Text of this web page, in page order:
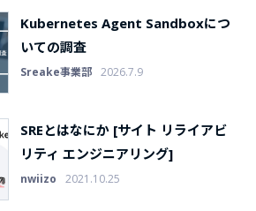
Kubernetes Agent Sandboxにつ
いての調査
Sreake事業部 2026.7.9
SREとはなにか [サイト リライアビ
リティ エンジニアリング]
nwiizo 2021.10.25